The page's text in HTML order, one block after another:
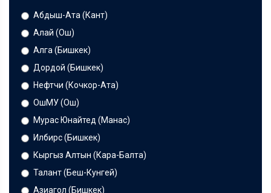
Абдыш-Ата (Кант)
Алай (Ош)
Алга (Бишкек)
Дордой (Бишкек)
Нефтчи (Кочкор-Ата)
ОшМУ (Ош)
Мурас Юнайтед (Манас)
Илбирс (Бишкек)
Кыргыз Алтын (Кара-Балта)
Талант (Беш-Кунгей)
Азиагол (Бишкек)